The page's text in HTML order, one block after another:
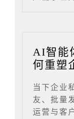
AI智能
何重塑
当下企业
友、批量
运营与客